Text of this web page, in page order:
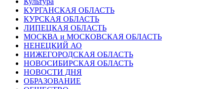
КУРГАНСКАЯ ОБЛАСТЬ
КУРСКАЯ ОБЛАСТЬ
ЛИПЕЦКАЯ ОБЛАСТЬ
МОСКВА и МОСКОВСКАЯ ОБЛАСТЬ
НЕНЕЦКИЙ АО
НИЖЕГОРОДСКАЯ ОБЛАСТЬ
НОВОСИБИРСКАЯ ОБЛАСТЬ
НОВОСТИ ДНЯ
ОБРАЗОВАНИЕ